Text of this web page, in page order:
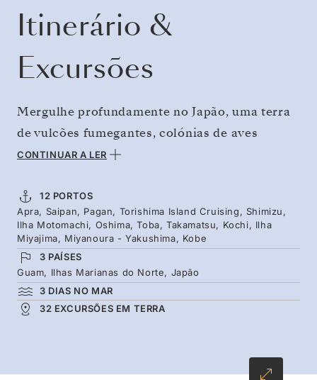
Itinerário &
Excursões
Mergulhe profundamente no Japão, uma terra
de vulcões fumegantes, colónias de aves
marinhas e santuários históricos. Comece por
relíquias da Segunda Guerra Mundial, em
direção a norte para conhecer a imensidão de
ilhas do Japão. Explore o Castelo de Kochi e a
sua história, um dos 12 castelos originais a
sobreviver a incêndios e guerras. Passeie pelas
florestas de cedros de Yakushima e explore o
virgens, vida selvagem única, jardins tranquilos
CONTINUAR A LER
12 PORTOS
Apra, Saipan, Pagan, Torishima Island Cruising, Shimizu,
Ilha Motomachi, Oshima, Toba, Takamatsu, Kochi, Ilha
Miyajima, Miyanoura - Yakushima, Kobe
3 PAÍSES
Guam, Ilhas Marianas do Norte, Japão
3 DIAS NO MAR
32 EXCURSÕES EM TERRA